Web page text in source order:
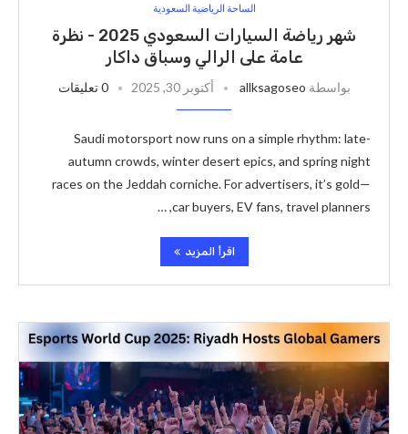
الساحة الرياضية السعودية
شهر رياضة السيارات السعودي 2025 - نظرة
عامة على الرالي وسباق داكار
بواسطة allksagoseo أكتوبر 30, 2025 0 تعليقات
Saudi motorsport now runs on a simple rhythm: late-
autumn crowds, winter desert epics, and spring night
races on the Jeddah corniche. For advertisers, it’s gold—
car buyers, EV fans, travel planners, …
اقرأ المزيد